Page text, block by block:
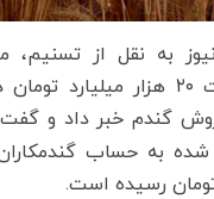
به نقل از تسنیم،
گندم خبر داد و